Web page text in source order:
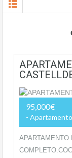
95,000€
-
APARTAMENTO